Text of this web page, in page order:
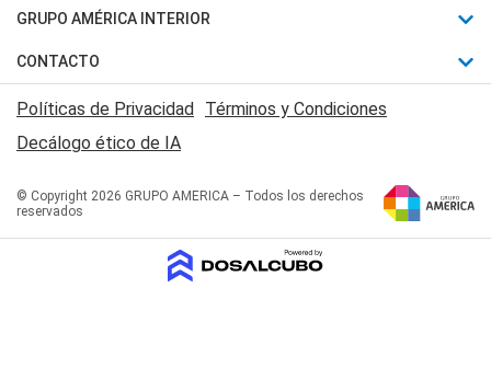
Judiciales
Economia
Motores
Trucos caseros
Series y Películas
Edictos y Solicitadas
Fútbol
Mundial
Automovilismo
Rugby
Básquet
GRUPO AMÉRICA INTERIOR
Canal 7 en Vivo
San Juan 8
CONTACTO
Acerca de Nosotros
Contactanos
Políticas de Privacidad Términos y Condiciones
Decálogo ético de IA
© Copyright 2026 GRUPO AMERICA – Todos los derechos
reservados